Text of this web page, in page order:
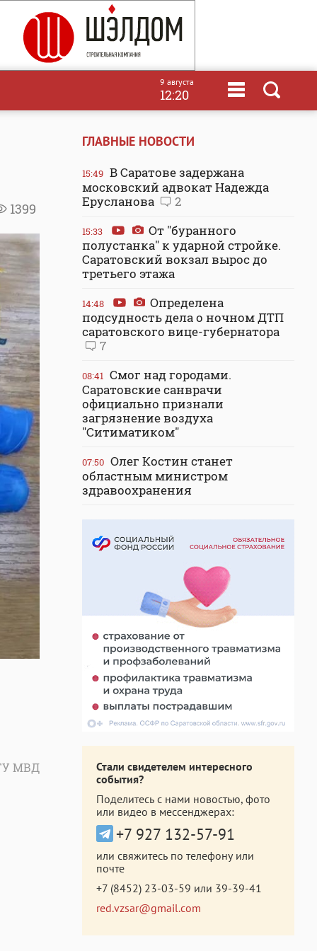
9 августа
12:20
1399
МВД
ГЛАВНЫЕ НОВОСТИ
15:49 В Саратове задержана
московский адвокат Надежда
Ерусланова
2
15:33
От "буранного
полустанка" к ударной стройке.
Саратовский вокзал вырос до
третьего этажа
14:48
Определена
подсудность дела о ночном ДТП
саратовского вице-губернатора
7
08:41 Смог над городами.
Саратовские санврачи
официально признали
загрязнение воздуха
"Ситиматиком"
07:50 Олег Костин станет
областным министром
здравоохранения
Стали свидетелем интересного
события?
Поделитесь с нами новостью, фото
или видео в мессенджерах:
+7 927 132-57-91
или свяжитесь по телефону или
почте
+7 (8452) 23-03-59 или 39-39-41
red.vzsar@gmail.com